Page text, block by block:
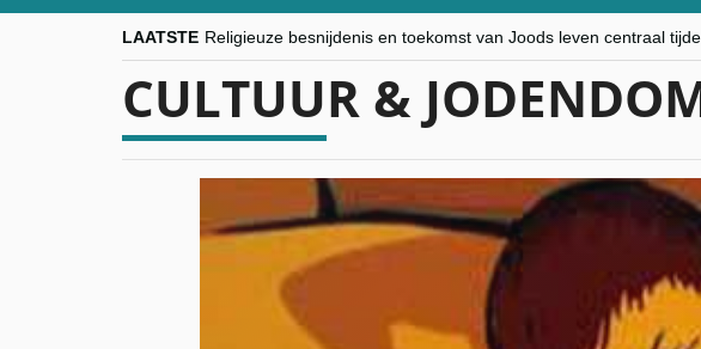
LAATSTE Religieuze besnijdenis en toekomst van Joods leven centraal
“Besnijdenisdebat toont hoe moeilijk seculiere Westen
CITYTRIP | ROEMENIË – Boekarest: de verrassing van Oost-
“Vandaag zit elke Jood in België op de beklaagdenbank”
goKosher lanceert nieuwe website en samenwerking met
CULTUUR &